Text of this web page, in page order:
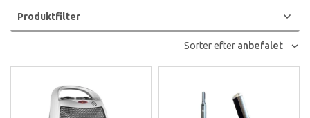
Produktfilter
Sorter efter anbefalet